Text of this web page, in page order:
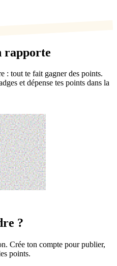
rapporte
: tout te fait gagner des points.
et dépense tes points dans la
?
Crée ton compte pour publier,
points.